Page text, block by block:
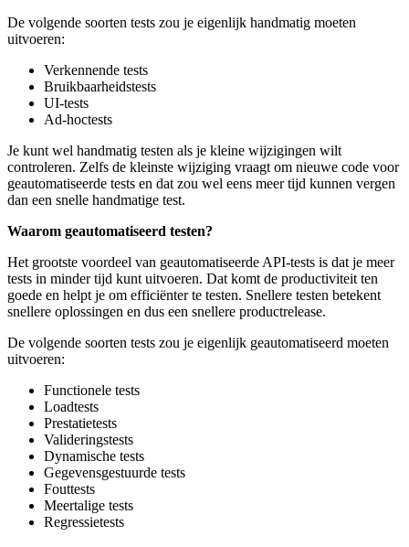
De volgende soorten tests zou je eigenlijk handmatig moeten
uitvoeren:
Verkennende tests
Bruikbaarheidstests
UI-tests
Ad-hoctests
Je kunt wel handmatig testen als je kleine wijzigingen wilt
controleren. Zelfs de kleinste wijziging vraagt om nieuwe code voor
geautomatiseerde tests en dat zou wel eens meer tijd kunnen vergen
dan een snelle handmatige test.
Waarom geautomatiseerd testen?
Het grootste voordeel van geautomatiseerde API-tests is dat je meer
tests in minder tijd kunt uitvoeren. Dat komt de productiviteit ten
goede en helpt je om efficiënter te testen. Snellere testen betekent
snellere oplossingen en dus een snellere productrelease.
De volgende soorten tests zou je eigenlijk geautomatiseerd moeten
uitvoeren:
Functionele tests
Loadtests
Prestatietests
Valideringstests
Dynamische tests
Gegevensgestuurde tests
Fouttests
Meertalige tests
Regressietests